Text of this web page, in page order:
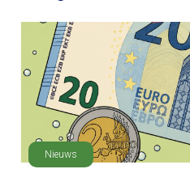
Nieuws